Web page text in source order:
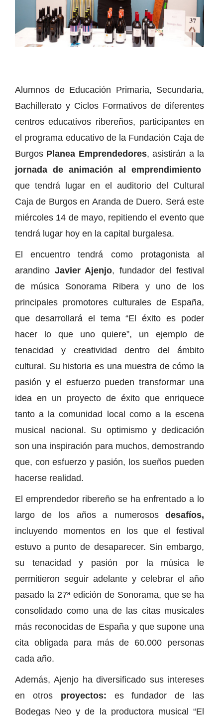
Alumnos de Educación Primaria, Secundaria,
Bachillerato y Ciclos Formativos de diferentes
centros educativos ribereños, participantes en
el programa educativo de la Fundación Caja de
Burgos Planea Emprendedores, asistirán a la
jornada de animación al emprendimiento
que tendrá lugar en el auditorio del Cultural
Caja de Burgos en Aranda de Duero. Será este
miércoles 14 de mayo, repitiendo el evento que
tendrá lugar hoy en la capital burgalesa.
El encuentro tendrá como protagonista al
arandino Javier Ajenjo, fundador del festival
de música Sonorama Ribera y uno de los
principales promotores culturales de España,
que desarrollará el tema “El éxito es poder
hacer lo que uno quiere”, un ejemplo de
tenacidad y creatividad dentro del ámbito
cultural. Su historia es una muestra de cómo la
pasión y el esfuerzo pueden transformar una
idea en un proyecto de éxito que enriquece
tanto a la comunidad local como a la escena
musical nacional. Su optimismo y dedicación
son una inspiración para muchos, demostrando
que, con esfuerzo y pasión, los sueños pueden
hacerse realidad.
El emprendedor ribereño se ha enfrentado a lo
largo de los años a numerosos desafíos,
incluyendo momentos en los que el festival
estuvo a punto de desaparecer. Sin embargo,
su tenacidad y pasión por la música le
permitieron seguir adelante y celebrar el año
pasado la 27ª edición de Sonorama, que se ha
consolidado como una de las citas musicales
más reconocidas de España y que supone una
cita obligada para más de 60.000 personas
cada año.
Además, Ajenjo ha diversificado sus intereses
en otros proyectos: es fundador de las
Bodegas Neo y de la productora musical “El